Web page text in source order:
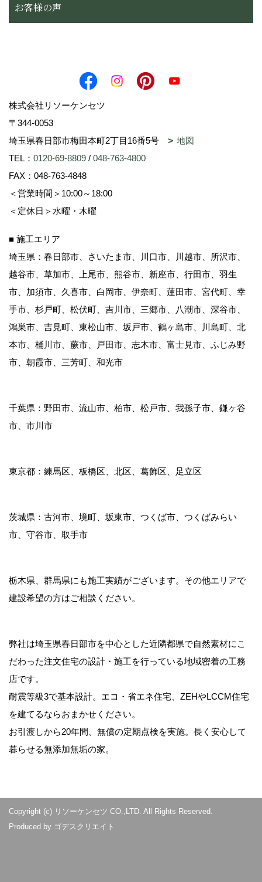
お客様の声
株式会社リソーケンセツ
〒344-0053
埼玉県春日部市梅田本町2丁目16番5号
地図
TEL： 0120-69-8809 / 048-763-4800
FAX：048-763-4848
＜営業時間＞10:00～18:00
＜定休日＞水曜・木曜
■ 施工エリア
埼玉県：春日部市、さいたま市、川口市、川越市、所沢市、
越谷市、草加市、上尾市、熊谷市、新座市、行田市、羽生
市、加須市、久喜市、白岡市、伊奈町、蓮田市、宮代町、幸
手市、杉戸町、松伏町、吉川市、三郷市、八潮市、深谷市、
鴻巣市、吉見町、東松山市、坂戸市、鶴ヶ島市、川島町、北
本市、桶川市、蕨市、戸田市、志木市、富士見市、ふじみ野
市、朝霞市、三芳町、和光市
千葉県：野田市、流山市、柏市、松戸市、我孫子市、鎌ヶ谷
市、市川市
東京都：練馬区、板橋区、北区、葛飾区、足立区
茨城県：古河市、境町、坂東市、つくば市、つくばみらい
市、守谷市、取手市
栃木県、群馬県にも施工実績がございます。その他エリアで
建設希望の方はご相談ください。
弊社は埼玉県春日部市を中心とした近隣都県で自然素材にこ
だわった注文住宅の設計・施工を行っている地域密着の工務
店です。
耐震等級3で基本設計。エコ・省エネ住宅、ZEHやLCCM住宅
を建てるならおまかせください。
お引渡しから20年間、無償の定期点検を実施。長く安心して
暮らせる無添加無垢の家。
Copyright (c) リソーケンセツ CO.,LTD. All Rights Reserved.
Produced by ゴデスクリエイト